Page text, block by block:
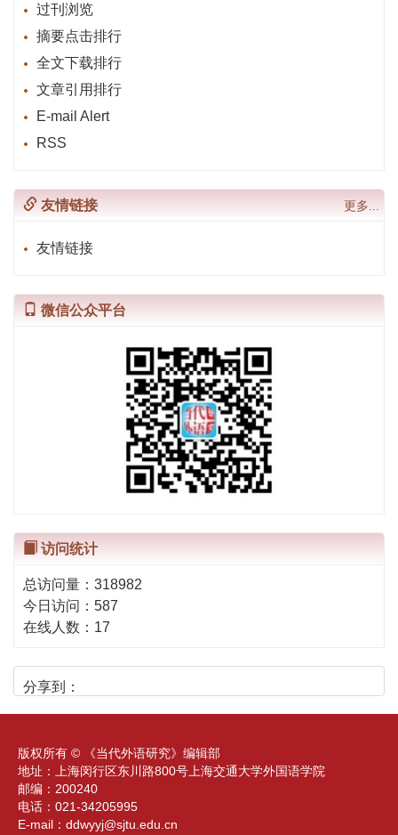
过刊浏览
摘要点击排行
全文下载排行
文章引用排行
E-mail Alert
RSS
友情链接 更多...
友情链接
微信公众平台
访问统计
总访问量： 318982
今日访问： 587
在线人数： 17
分享到：
版权所有 © 《当代外语研究》编辑部
地址：上海闵行区东川路800号上海交通大学外国语学院
邮编：200240
电话：021-34205995
E-mail： ddwyyj@sjtu.edu.cn